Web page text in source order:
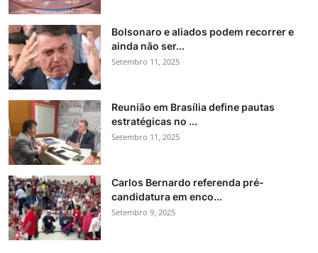
Bolsonaro e aliados podem recorrer e
ainda não ser...
Setembro 11, 2025
Reunião em Brasília define pautas
estratégicas no ...
Setembro 11, 2025
Carlos Bernardo referenda pré-
candidatura em enco...
Setembro 9, 2025